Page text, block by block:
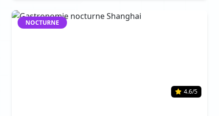
NOCTURNE
4.6/5